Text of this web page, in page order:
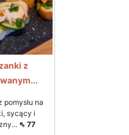
z
pomysłu na
sycący i
⇖ 77